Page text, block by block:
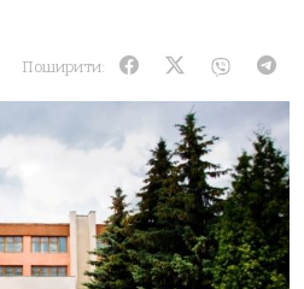
Поширити: